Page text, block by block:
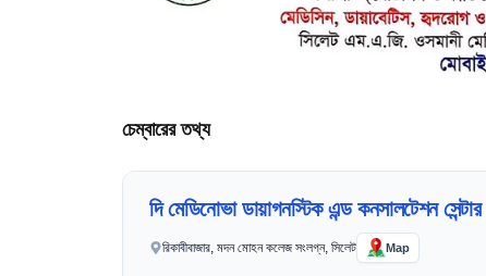
চেম্বারের তথ্য
দি মেডিনোভা ডায়াগনস্টিক এন্ড কনসালটেশন সেন্টার
রিকাবীবাজার, মদন মোহন কলেজ সংলগ্ন, সিলেট Map